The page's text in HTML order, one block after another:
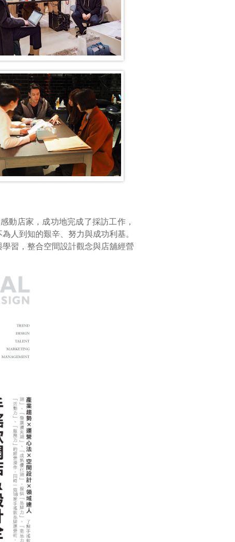
動店家，成功地完成了採訪工作，
人到知的艱辛、努力與成功利基。
習，整合空間設計觀念與店舖經營